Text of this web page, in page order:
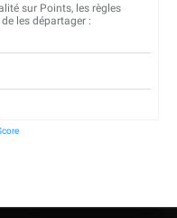
sur Points, les règles
les départager :